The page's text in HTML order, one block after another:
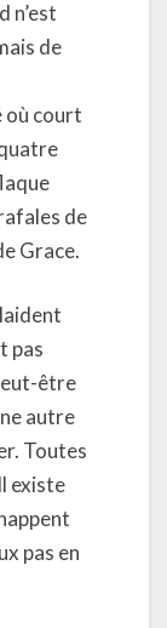
n’est
de
où court
de
Grace.
pas
être
autre
Toutes
existe
pas en